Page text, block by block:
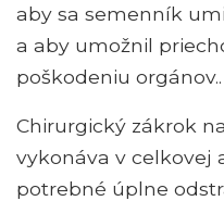
aby sa semenník
a aby umožnil
poškodeniu orgánov..
Chirurgický zákrok
vykonáva v celkovej
potrebné úplne